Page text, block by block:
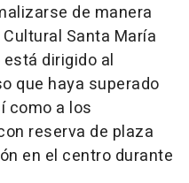
de manera
Santa María
dirigido al
que haya superado
como a los
reserva de plaza
en el centro durante